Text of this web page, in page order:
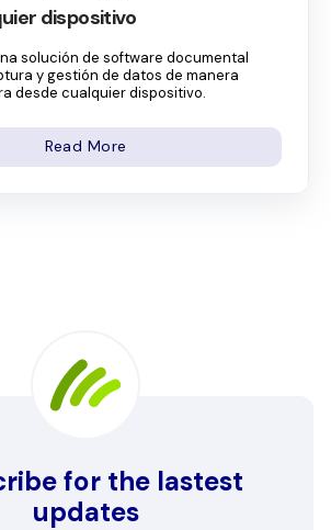
dispositivo
solución de software documental
y gestión de datos de manera
desde cualquier dispositivo.
Read More
for the lastest
updates